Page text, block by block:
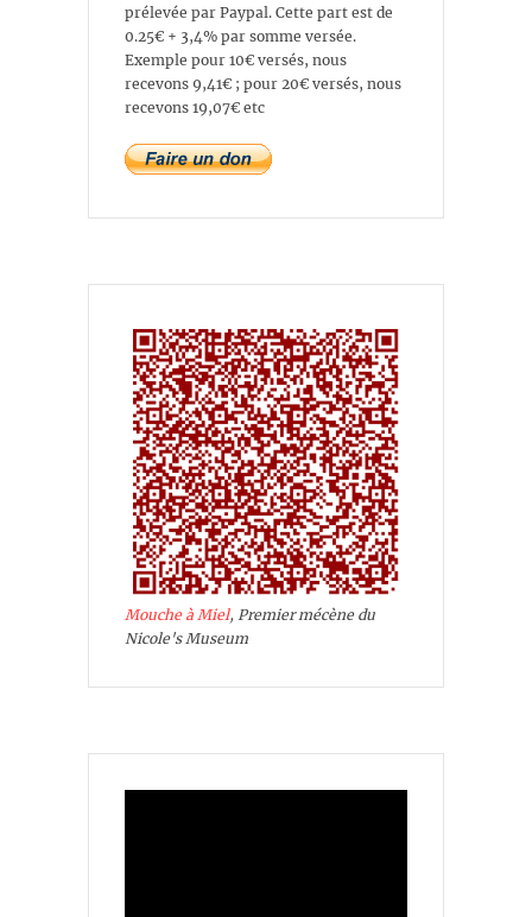
prélevée par Paypal. Cette part est de
0.25€ + 3,4% par somme versée.
Exemple pour 10€ versés, nous
recevons 9,41€ ; pour 20€ versés, nous
recevons 19,07€ etc
Mouche à Miel, Premier mécène du
Nicole's Museum